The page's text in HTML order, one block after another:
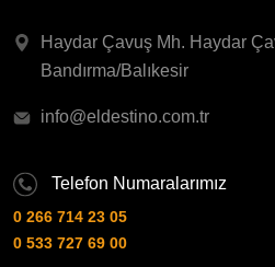
Haydar Çavuş Mh. Haydar
Bandırma/Balıkesir
info@eldestino.com.tr
Telefon Numaralarımız
0 266 714 23 05
0 533 727 69 00